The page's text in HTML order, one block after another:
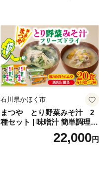
石川県かほく市
まつや とり野菜みそ汁 2
種セット | 味噌汁 簡単調理
お味噌 おみそ みそ とり野菜
時短料理 時短ごはん ご当地
22,000円